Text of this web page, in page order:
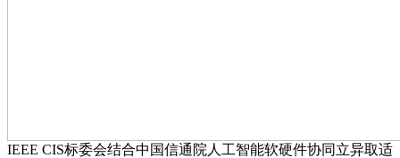
IEEE CIS标委会结合中国信通院人工智能软硬件协同立异取适